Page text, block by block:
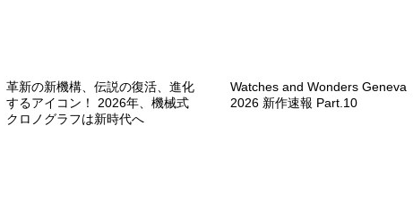
革新の新機構、伝説の復活、進化
するアイコン！ 2026年、機械式
クロノグラフは新時代へ
Watches and Wonders Geneva
2026 新作速報 Part.10